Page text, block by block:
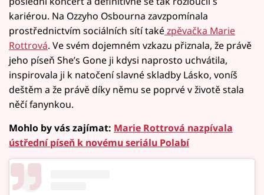
kariérou. Na Ozzyho Osbourna zavzpomínala
prostřednictvím sociálních sítí takézpěvačka Marie
Rottrová. Ve svém dojemném vzkazu přiznala, že právě
jeho píseň She’s Gone ji kdysi naprosto uchvátila,
inspirovala ji k natočení slavné skladby Lásko, voníš
deštěm a že právě díky němu se poprvé v životě stala
něčí fanynkou.
Mohlo by vás zajímat: Marie Rottrová nazpívala
ústřední píseň k novému seriálu Polabí